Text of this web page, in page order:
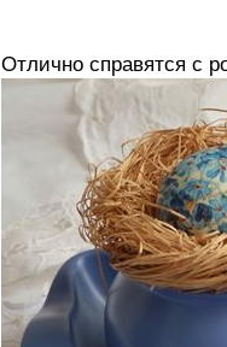
Отлично справятся с